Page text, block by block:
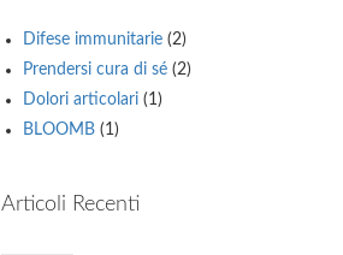
Difese immunitarie (2)
Prendersi cura di sé (2)
Dolori articolari (1)
BLOOMB (1)
Articoli Recenti